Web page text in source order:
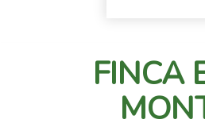
FINCA